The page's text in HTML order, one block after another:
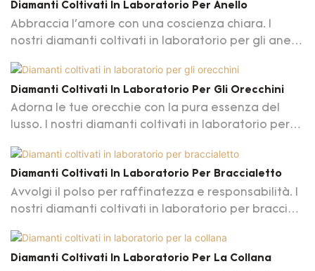
Diamanti Coltivati ​​in Laboratorio Per Anello
Abbraccia l'amore con una coscienza chiara. I
nostri diamanti coltivati ​​in laboratorio per gli anelli
l'impegno eterno, ma riflettono anche il nostro
impegno per la sostenibilità. Sperimenta la
genialità di una gemma senza conflitti che brilla
brillantemente quanto il tuo amore. Eleva il tuo
laboratorio per gli anelli, sposando la sostenibilità
e la raffinatezza in ogni sfaccettatura scintillante
Diamanti Coltivati ​​in Laboratorio Per Gli Orecchini
Adorna le tue orecchie con la pura essenza del
lusso. I nostri diamanti coltivati ​​in laboratorio per
ai diamanti estratti, assicurando che ogni
momento che brilla sia eticamente radioso. Resta
la leggerezza di essere consapevole
dell'ambiente senza compromettere Glamour. Ti
diamanti coltivati ​​in laboratorio per gli orecchini,
dove la brillantezza incontra l'artigianato etico per
Diamanti Coltivati ​​in Laboratorio Per Braccialetto
Avvolgi il polso per raffinatezza e responsabilità. I
nostri diamanti coltivati ​​in laboratorio per bracciali
continuità. Senti il ​​peso dell'eleganza senza
l'impatto ambientale, poiché ogni diamante
Diamanti Coltivati ​​in Laboratorio Per La Collana